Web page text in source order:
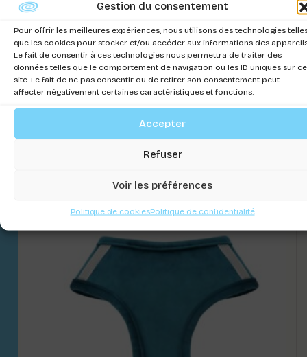
Gestion du consentement
Pour offrir les meilleures expériences, nous utilisons des technologies
que les cookies pour stocker et/ou accéder aux informations des
Le fait de consentir à ces technologies nous permettra de traiter des
données telles que le comportement de navigation ou les ID uniques sur ce
site. Le fait de ne pas consentir ou de retirer son consentement peut
affecter négativement certaines caractéristiques et fonctions.
Accepter
Refuser
Voir les préférences
Politique de cookiesPolitique de confidentialité
SWEAT NORTH POLE